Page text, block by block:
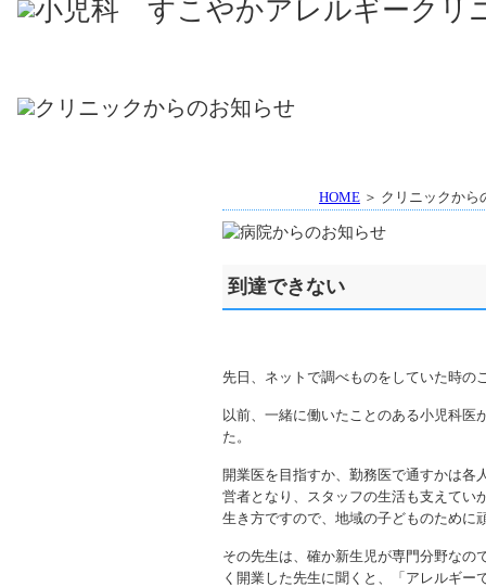
HOME ＞ クリニックか
到達できない
先日、ネットで調べものをしていた時の
以前、一緒に働いたことのある小児科医
た。
開業医を目指すか、勤務医で通すかは各
営者となり、スタッフの生活も支えてい
生き方ですので、地域の子どものために
その先生は、確か新生児が専門分野なの
く開業した先生に聞くと、「アレルギ